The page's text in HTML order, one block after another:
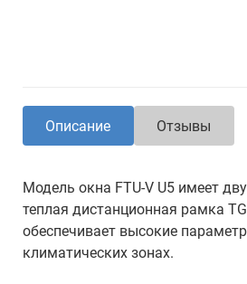
Описание Отзывы
Модель окна FTU-V U5 имеет
теплая дистанционная рамка
обеспечивает высокие
климатических зонах.